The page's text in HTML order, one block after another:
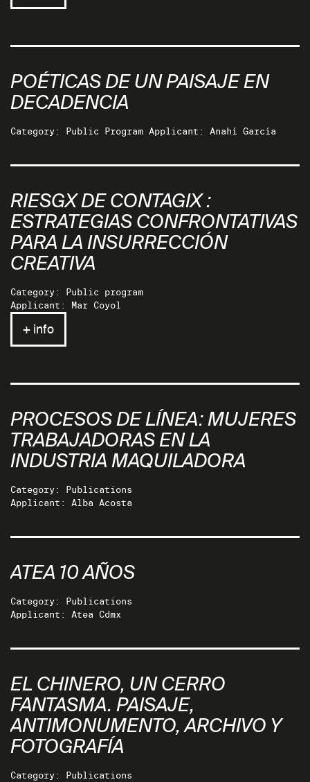
POÉTICAS DE UN PAISAJE EN
DECADENCIA
Category: Public Program Applicant: Anahí García
RIESGX DE CONTAGIX :
ESTRATEGIAS CONFRONTATIVAS
PARA LA INSURRECCIÓN
CREATIVA
Category: Public program
Applicant: Mar Coyol
+ info
PROCESOS DE LÍNEA: MUJERES
TRABAJADORAS EN LA
INDUSTRIA MAQUILADORA
Category: Publications
Applicant: Alba Acosta
ATEA 10 AÑOS
Category: Publications
Applicant: Atea Cdmx
EL CHINERO, UN CERRO
FANTASMA. PAISAJE,
ANTIMONUMENTO, ARCHIVO Y
FOTOGRAFÍA
Category: Publications